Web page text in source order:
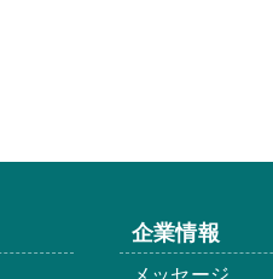
企業情報